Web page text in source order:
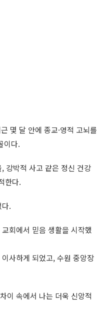
몇 달 안에 종교·영적 고뇌를
이다.
강박적 사고 같은 정신 건강
한다.
.
회에서 믿음 생활을 시작했
사하게 되었고, 수원 중앙장
이 속에서 나는 더욱 신앙적